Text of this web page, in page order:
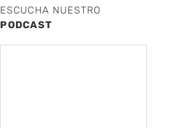
ESCUCHA NUESTRO
PODCAST